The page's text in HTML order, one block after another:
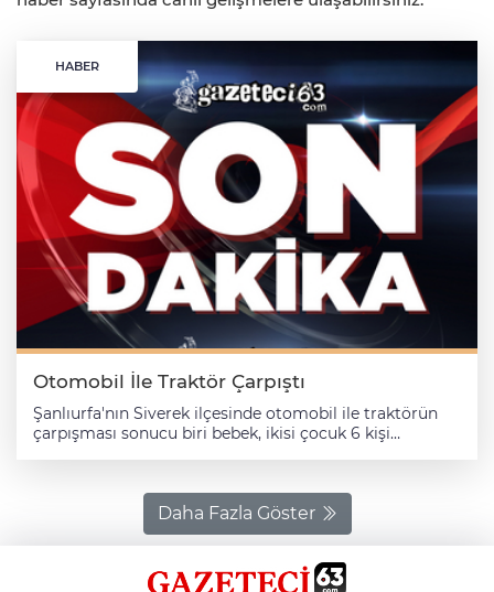
HABER
Otomobil İle Traktör Çarpıştı
Şanlıurfa'nın Siverek ilçesinde otomobil ile traktörün
çarpışması sonucu biri bebek, ikisi çocuk 6 kişi
Merter (67) idaresindeki 63 ADE 051 plakalı traktör,
Beyçeri Mahallesi'nde çarpıştı. Çevredekilerin ihbarı
üzerine kaza yerine 112 Acil Sağlık ve polis ekipleri sevk
edildi. Yaralanan otomobil sürücüsü ile beraberindeki
Nuray (31), Hatice (39), Muhammed Burak (1), Ecrin (5)
Daha Fazla Göster